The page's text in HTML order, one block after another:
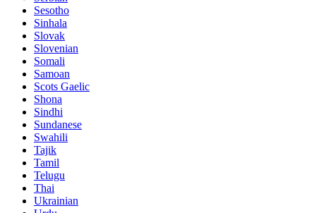
Sesotho
Sinhala
Slovak
Slovenian
Somali
Samoan
Scots Gaelic
Shona
Sindhi
Sundanese
Swahili
Tajik
Tamil
Telugu
Thai
Ukrainian